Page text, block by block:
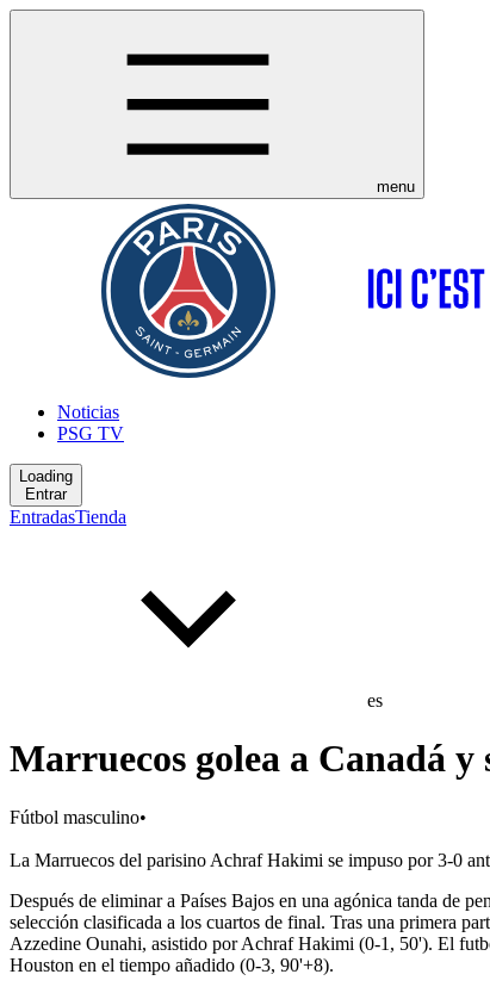
menu
Noticias
PSG TV
Loading
Entrar
EntradasTienda
es
Marruecos golea a Canadá
Fútbol masculino•
La Marruecos del parisino Achraf Hakimi se impuso por 3-0
Después de eliminar a Países Bajos en una agónica tanda de
selección clasificada a los cuartos de final. Tras una primera
Azzedine Ounahi, asistido por Achraf Hakimi (0-1, 50'). El
Houston en el tiempo añadido (0-3, 90'+8).